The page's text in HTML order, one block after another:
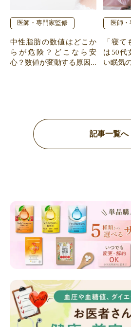
医師・専門家監修
中性脂肪の数値はどこか
らが危険？どこなら安
心？数値が変動する原因...
医師
「寝
は50代
い眠気
記事一覧へ